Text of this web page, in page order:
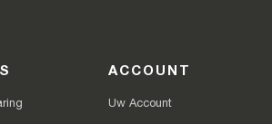
ACCOUNT
Uw Account